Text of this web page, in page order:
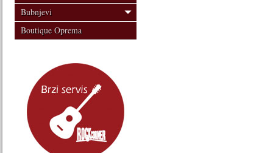
Bubnjevi
Boutique Oprema